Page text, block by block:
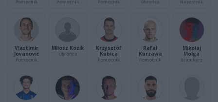
Romero
Pomocnik Pomocnik Pomocnik Obrońca Napastnik
Vlastimir
Jovanović
Pomocnik
Miłosz Kozik
Obrońca
Krzysztof
Kubica
Pomocnik
Rafał
Kurzawa
Pomocnik
Mikołaj
Molga
Bramkarz